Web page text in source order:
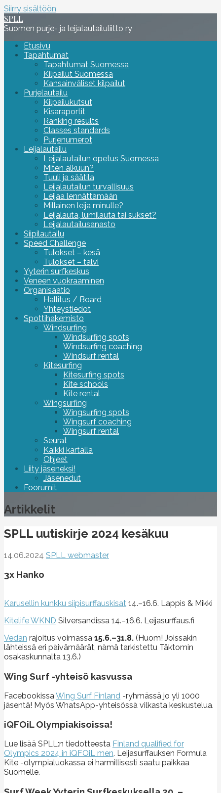
Siirry sisältöön
SPLL
Suomen purje- ja leijalautailuliitto ry
Etusivu
Tapahtumat
Tapahtumat Suomessa
Kilpailut Suomessa
Kansainväliset kilpailut
Purjelautailu
Kilpailukutsut
Kisaraportit
Ranking results
Classes standards
Purjenumerot
Leijalautailu
Leijalautailun opetus Suomessa
Miten alkuun?
Tuuli ja säätila
Leijalautailun turvallisuus
Leijaa lennättämään
Millainen leija minulle?
Leijalauta, lumilauta tai sukset?
Leijalautailusanasto
Siipilautailu
Speed Challenge
Tulokset – kesä
Tulokset – talvi
Yyterin surfkeskus
Veneen vuokraaminen
Organisaatio
Hallitus / Board
Yhteystiedot
Spottihakemisto
Windsurfing
Windsurfing spots
Windsurfing coaching
Windsurf rental
Kitesurfing
Kitesurfing spots
Kite schools
Kite rental
Wingsurfing
Wingsurfing spots
Wingsurf coaching
Wingsurf rental
Seurat
Kaikki kartalla
Ohjeet
Liity jäseneksi!
Jäsenedut
Foorumit
Artikkelit
SPLL uutiskirje 2024 kesäkuu
14.06.2024 SPLL webmaster
3x Hanko
Karusellin kunkku siipisurffauskisat 14.–16.6. Lappis & Mikki
Kitelife WKND Silversandissa 14.–16.6. Leijasurffaus.fi
Vedan rajoitus voimassa 15.6.–31.8. (Huom! Joissakin
lähteissä eri päivämäärät, nämä tarkistettu Täktomin
osakaskunnalta 13.6.)
Wing Surf -yhteisö kasvussa
Facebookissa Wing Surf Finland -ryhmässä jo yli 1000
jäsentä! Myös WhatsApp-yhteisössä vilkasta keskustelua.
iQFOiL Olympiakisoissa!
Lue lisää SPLL:n tiedotteesta Finland qualified for
Olympics 2024 in iQFOiL men. Leijasurffauksen Formula
Kite -olympialuokassa ei harmillisesti saatu paikkaa
Suomelle.